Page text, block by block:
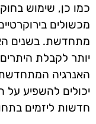
כמו כן, שימוש
מכשולים
מתחדשת. בשנים
יותר לקבלת
האנרגיה
יכולים להשפיע על
חדשות ליזמים